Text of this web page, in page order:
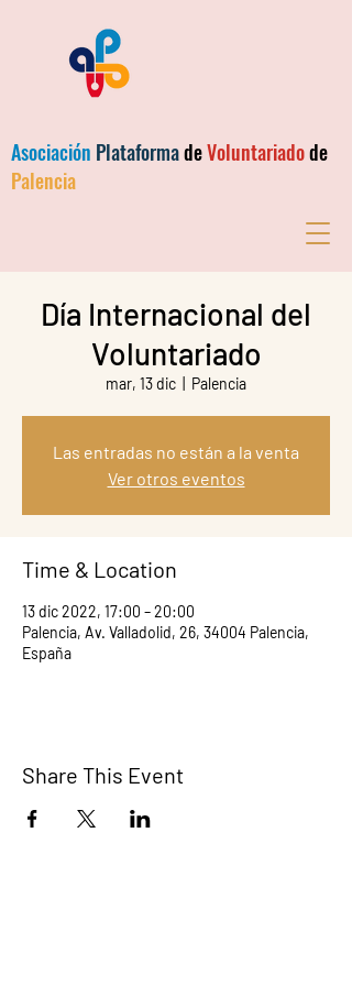
Asociación PlataformadeVoluntariadode
Palencia
Día Internacional del
Voluntariado
mar, 13 dic Palencia
Las entradas no están a la venta
Ver otros eventos
Time & Location
13 dic 2022, 17:00 – 20:00
Palencia, Av. Valladolid, 26, 34004 Palencia,
España
Share This Event